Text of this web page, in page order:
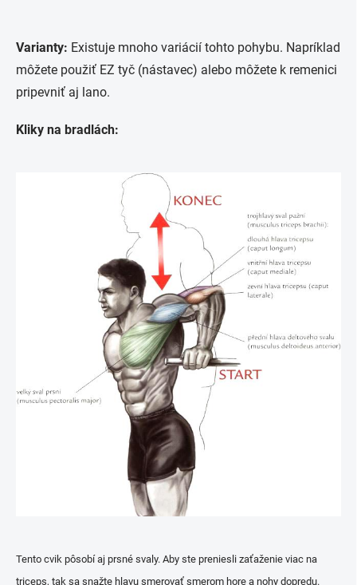
Varianty: Existuje mnoho variácií tohto pohybu. Napríklad
môžete použiť EZ tyč (nástavec) alebo môžete k remenici
pripevniť aj lano.
Kliky na bradlách:
Tento cvik pôsobí aj prsné svaly. Aby ste preniesli zaťaženie viac na
triceps, tak sa snažte hlavu smerovať smerom hore a nohy dopredu.